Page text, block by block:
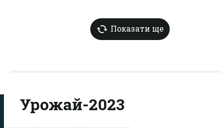
Показати ще
Урожай-2023